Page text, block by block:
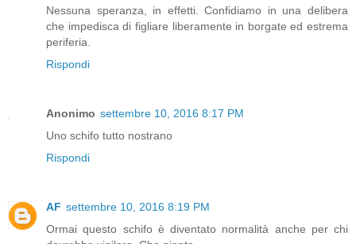
Nessuna speranza, in effetti. Confidiamo in una delibera
che impedisca di figliare liberamente in borgate ed estrema
periferia.
Rispondi
Anonimo settembre 10, 2016 8:17 PM
Uno schifo tutto nostrano
Rispondi
AF settembre 10, 2016 8:19 PM
Ormai questo schifo è diventato normalità anche per chi